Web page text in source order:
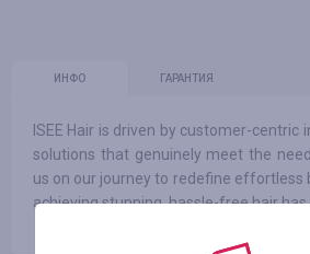
ИНФО ГАРАНТИЯ
ISEE Hair is driven by customer-centric
solutions that genuinely meet the
us on our journey to redefine effortless
achieving stunning, hassle-free hair